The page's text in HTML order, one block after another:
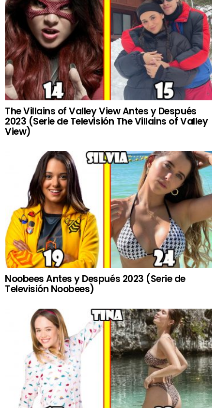
The Villains of Valley View Antes y Después
2023 (Serie de Televisión The Villains of Valley
View)
Noobees Antes y Después 2023 (Serie de
Televisión Noobees)